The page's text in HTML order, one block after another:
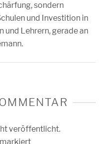
sondern
und Investition in
und Lehrern, gerade an
veröffentlicht.
markiert